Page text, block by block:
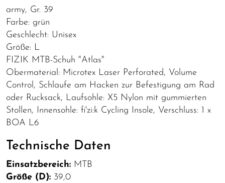
army, Gr. 39
Farbe: grün
Geschlecht: Unisex
Größe: L
FIZIK MTB-Schuh "Atlas"
Obermaterial: Microtex Laser Perforated, Volume
Control, Schlaufe am Hacken zur Befestigung am Rad
oder Rucksack, Laufsohle: X5 Nylon mit gummierten
Stollen, Innensohle: fi'zi:k Cycling Insole, Verschluss: 1 x
BOA L6
Technische Daten
Einsatzbereich: MTB
Größe (D): 39,0